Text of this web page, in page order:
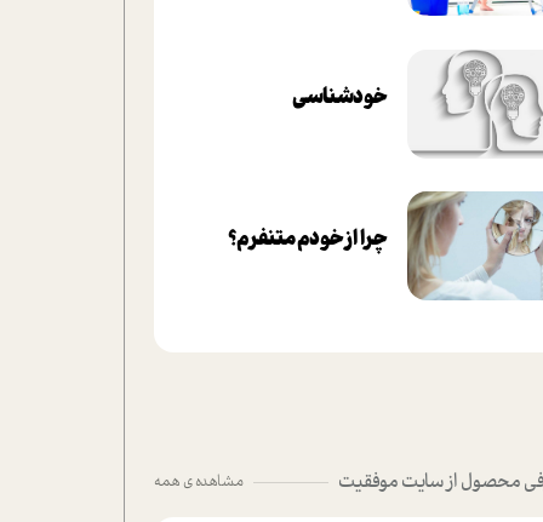
خودشناسی
چرا از خودم متنفرم؟
محصول از سایت موفقیت مشاهده ی همه